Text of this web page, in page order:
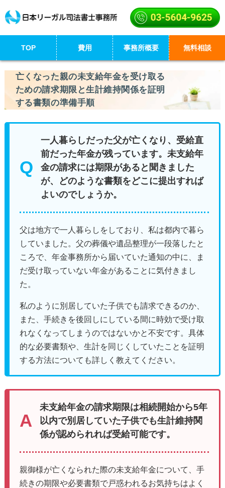
TOP 費用 事務所概要 無料相談
亡くなった親の未支給年金を受け取る
ための請求期限と生計維持関係を証明
する書類の準備手順
一人暮らしだった父が亡くなり、受給直
前だった年金が残っています。未支給年
金の請求には期限があると聞きました
が、どのような書類をどこに提出すれば
よいのでしょうか。
父は地方で一人暮らしをしており、私は都内で暮ら
していました。父の葬儀や遺品整理が一段落したと
ころで、年金事務所から届いていた通知の中に、ま
だ受け取っていない年金があることに気付きまし
た。
私のように別居していた子供でも請求できるのか、
また、手続きを後回しにしている間に時効で受け取
れなくなってしまうのではないかと不安です。具体
的な必要書類や、生計を同じくしていたことを証明
する方法についても詳しく教えてください。
未支給年金の請求期限は相続開始から5年
以内で別居していた子供でも生計維持関
係が認められれば受給可能です。
親御様が亡くなられた際の未支給年金について、手
続きの期限や必要書類で戸惑われるお気持ちはよく